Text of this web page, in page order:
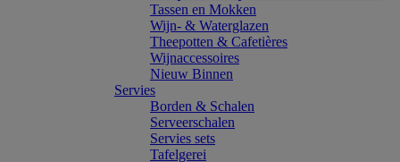
Tassen en Mokken
Wijn- & Waterglazen
Theepotten & Cafetières
Wijnaccessoires
Nieuw Binnen
Servies
Borden & Schalen
Serveerschalen
Servies sets
Tafelgerei